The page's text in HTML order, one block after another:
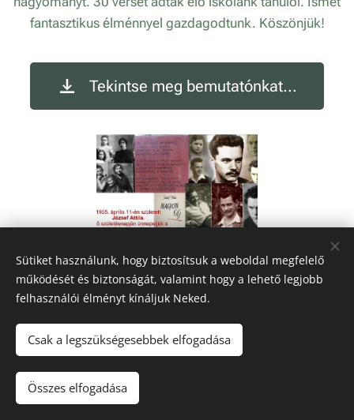
fantasztikus élménnyel gazdagodtunk. Köszönjük!
Tekintse meg bemutatónkat...
A képeket biztosította:
Az oldalt a
Webnode
Sütiket használunk, hogy biztosítsuk a weboldal megfelelő
működését és biztonságát, valamint hogy a lehető legjobb
felhasználói élményt kínáljuk Neked.
Csak a legszükségesebbek elfogadása
Összes elfogadása